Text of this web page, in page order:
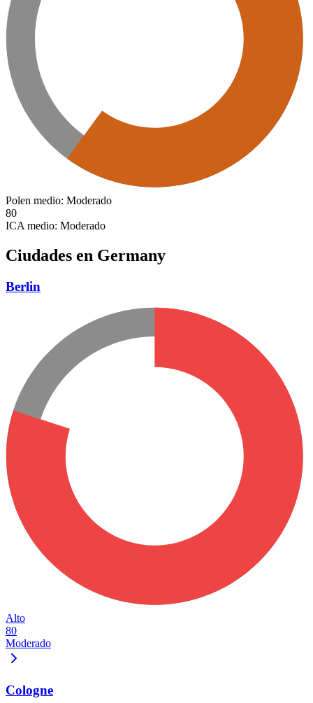
Polen medio: Moderado
80
ICA medio: Moderado
Ciudades en Germany
Berlin
Alto
80
Moderado
Cologne